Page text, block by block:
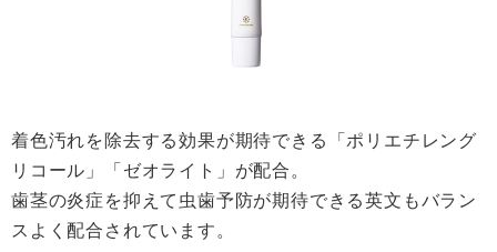
着色汚れを除去する効果が期待できる「ポリエチレング
リコール」「ゼオライト」が配合。
歯茎の炎症を抑えて虫歯予防が期待できる英文もバラン
スよく配合されています。